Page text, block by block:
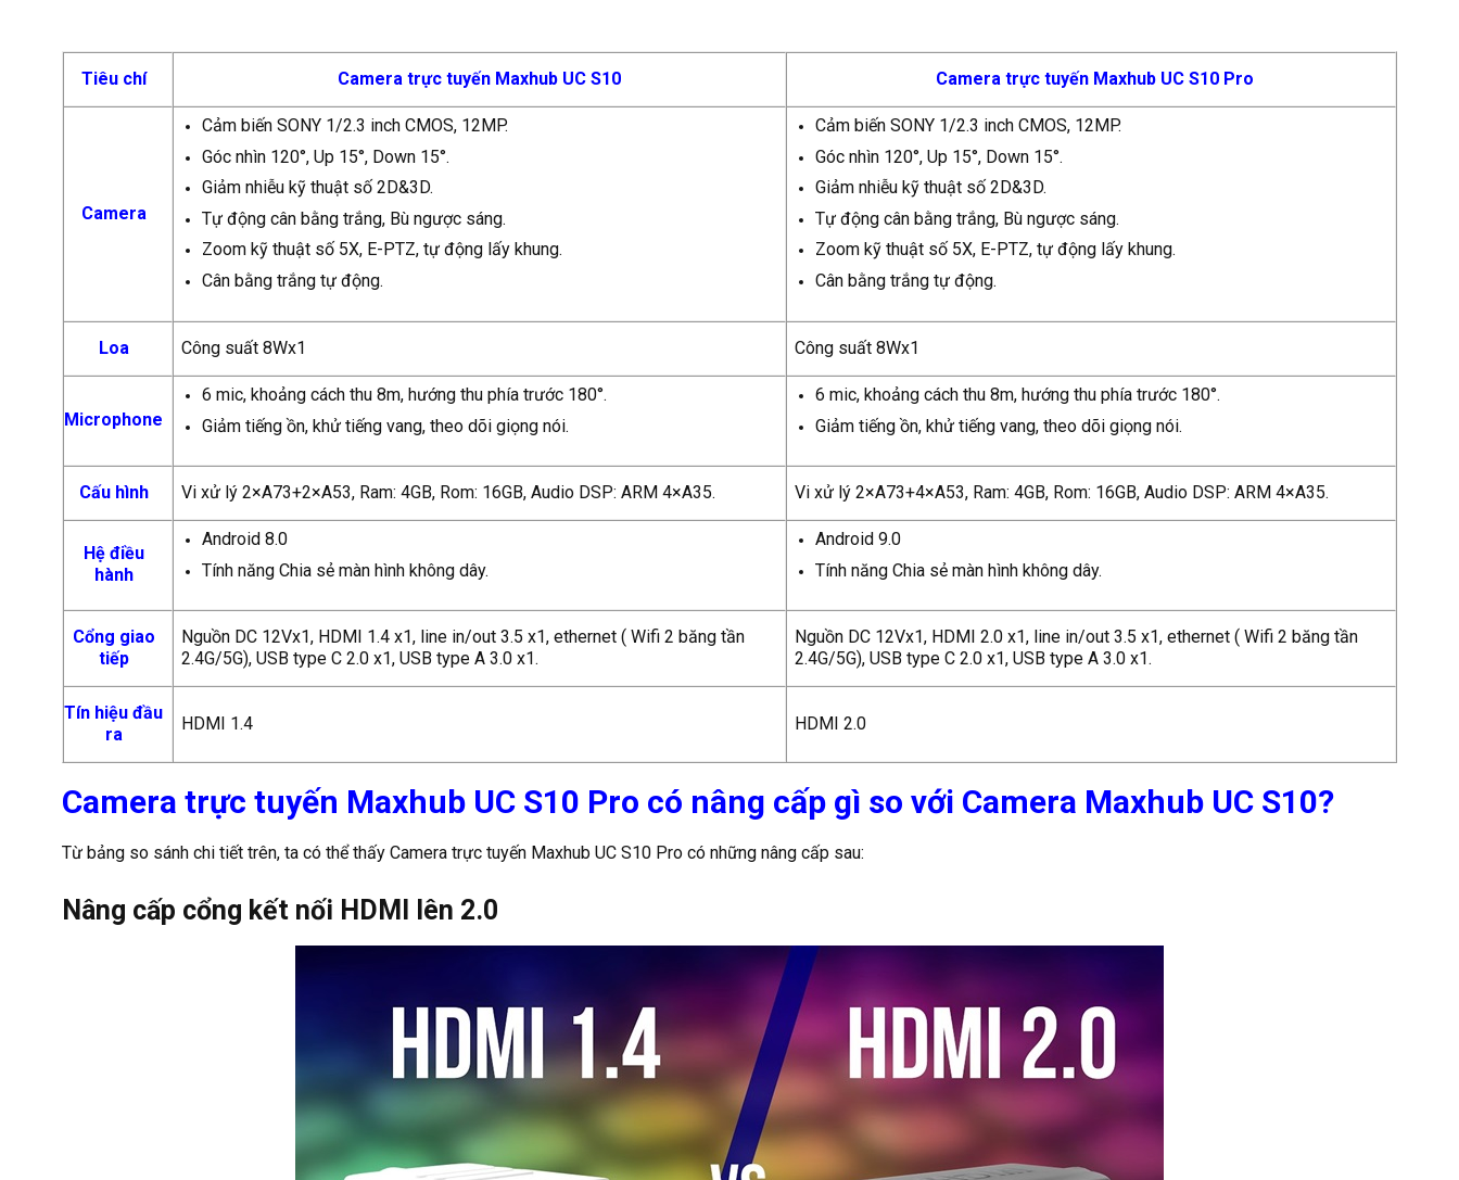
Tiêu chí Camera trực tuyến Maxhub UC S10 Camera trực tuyến Maxhub UC S10 Pro
Camera
Cảm biến SONY 1/2.3 inch CMOS, 12MP.
Góc nhìn 120°, Up 15°, Down 15°.
Giảm nhiễu kỹ thuật số 2D&3D.
Tự động cân bằng trắng, Bù ngược sáng.
Zoom kỹ thuật số 5X, E-PTZ, tự động lấy khung.
Cân bằng trắng tự động.
Cảm biến SONY 1/2.3 inch CMOS, 12MP.
Góc nhìn 120°, Up 15°, Down 15°.
Giảm nhiễu kỹ thuật số 2D&3D.
Tự động cân bằng trắng, Bù ngược sáng.
Zoom kỹ thuật số 5X, E-PTZ, tự động lấy khung.
Cân bằng trắng tự động.
Loa Công suất 8Wx1 Công suất 8Wx1
Microphone
6 mic, khoảng cách thu 8m, hướng thu phía trước 180°.
Giảm tiếng ồn, khử tiếng vang, theo dõi giọng nói.
6 mic, khoảng cách thu 8m, hướng thu phía trước 180°.
Giảm tiếng ồn, khử tiếng vang, theo dõi giọng nói.
Cấu hình Vi xử lý 2×A73+2×A53, Ram: 4GB, Rom: 16GB, Audio DSP: ARM 4×A35. Vi xử lý 2×A73+4×A53, Ram: 4GB, Rom: 16GB, Audio DSP: ARM 4×A35.
Hệ điều
hành
Android 8.0
Tính năng Chia sẻ màn hình không dây.
Android 9.0
Tính năng Chia sẻ màn hình không dây.
Cổng giao
tiếp
Nguồn DC 12Vx1, HDMI 1.4 x1, line in/out 3.5 x1, ethernet ( Wifi 2 băng tần
2.4G/5G), USB type C 2.0 x1, USB type A 3.0 x1.
Nguồn DC 12Vx1, HDMI 2.0 x1, line in/out 3.5 x1, ethernet ( Wifi 2 băng tần
2.4G/5G), USB type C 2.0 x1, USB type A 3.0 x1.
Tín hiệu đầu
ra
HDMI 1.4 HDMI 2.0
Camera trực tuyến Maxhub UC S10 Pro có nâng cấp gì so với Camera Maxhub UC S10?
Từ bảng so sánh chi tiết trên, ta có thể thấy Camera trực tuyến Maxhub UC S10 Pro có những nâng cấp sau:
Nâng cấp cổng kết nối HDMI lên 2.0